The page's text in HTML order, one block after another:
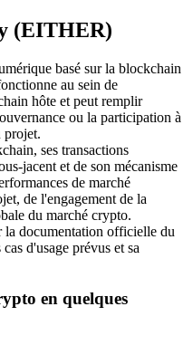
(EITHER)
basé sur la blockchain
au sein de
hôte et peut remplir
ou la participation à
projet.
ses transactions
jacent et de son mécanisme
de marché
de l'engagement de la
du marché crypto.
la documentation officielle du
d'usage prévus et sa
en quelques